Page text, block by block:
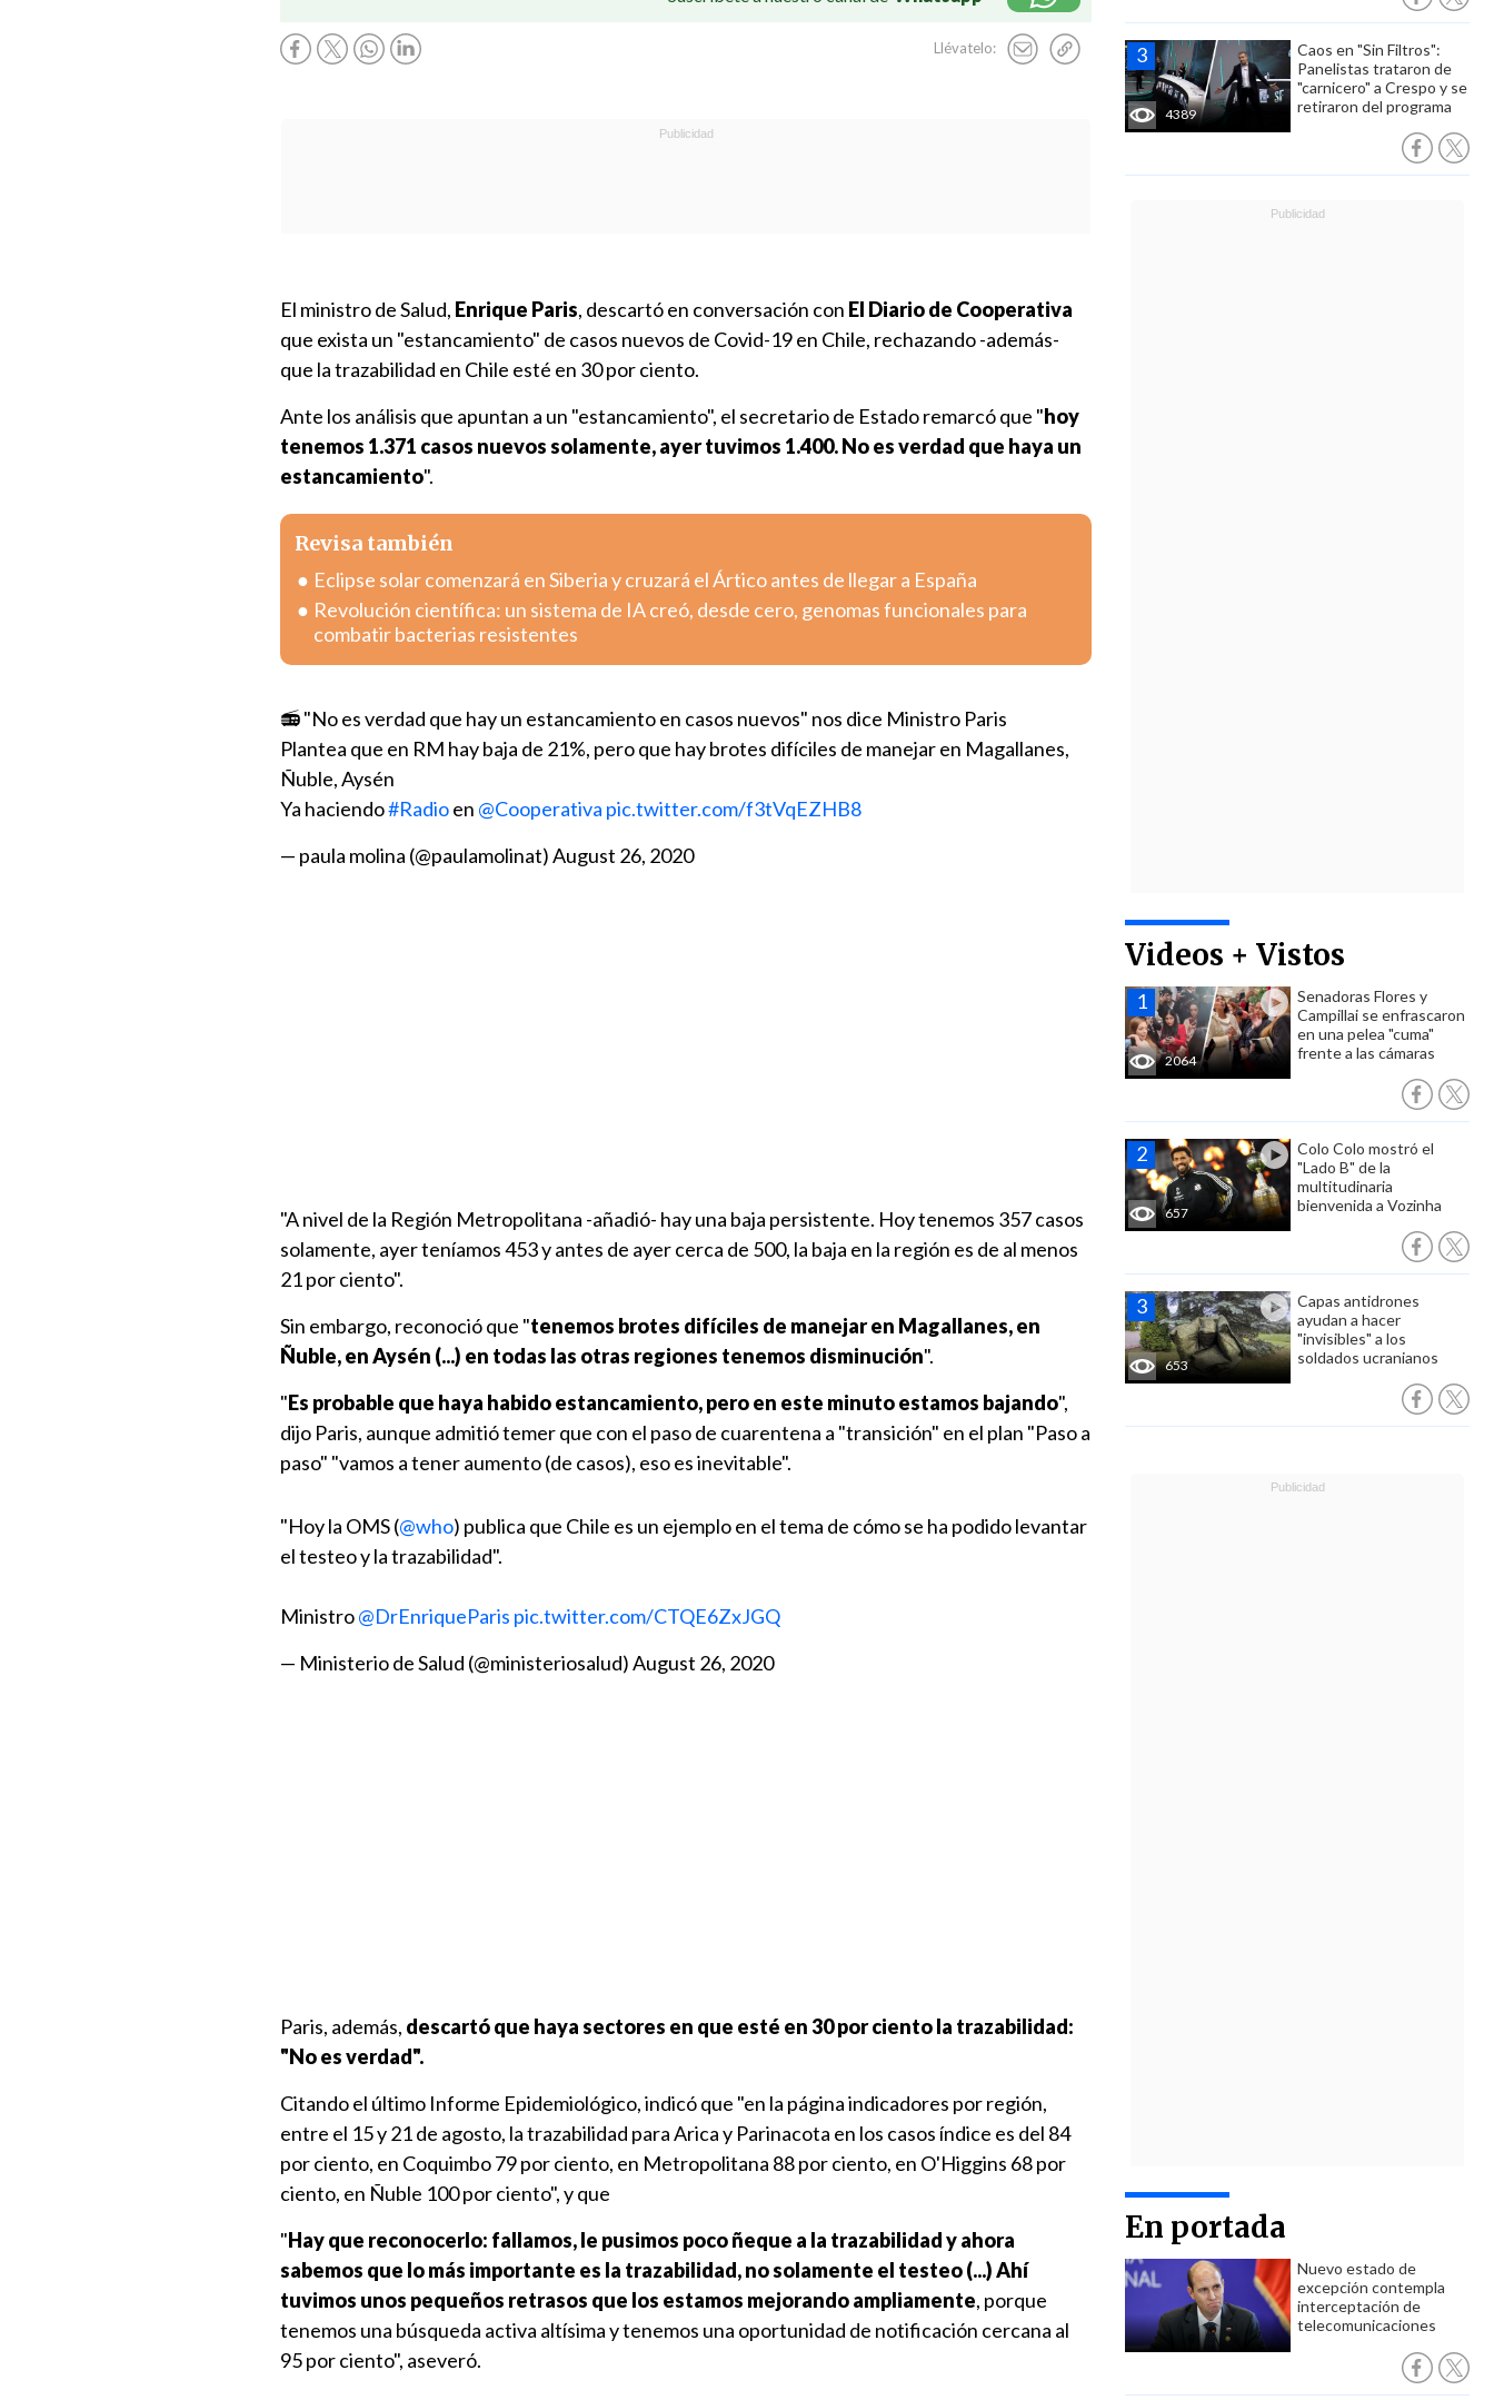
Llévatelo:
4389
Caos en "Sin Filtros":
Panelistas trataron de
"carnicero" a Crespo y se
retiraron del programa
Videos + Vistos
2064
Senadoras Flores y
Campillai se enfrascaron
en una pelea "cuma"
frente a las cámaras
657
Colo Colo mostró el
"Lado B" de la
multitudinaria
bienvenida a Vozinha
653
Capas antidrones
ayudan a hacer
"invisibles" a los
soldados ucranianos
En portada
Nuevo estado de
excepción contempla
interceptación de
telecomunicaciones
El ministro de Salud, Enrique Paris, descartó en conversación con El Diario de Cooperativa
que exista un "estancamiento" de casos nuevos de Covid-19 en Chile, rechazando -además-
que la trazabilidad en Chile esté en 30 por ciento.
Ante los análisis que apuntan a un "estancamiento", el secretario de Estado remarcó que "hoy
tenemos 1.371 casos nuevos solamente, ayer tuvimos 1.400. No es verdad que haya un
estancamiento".
Revisa también
Eclipse solar comenzará en Siberia y cruzará el Ártico antes de llegar a España
Revolución científica: un sistema de IA creó, desde cero, genomas funcionales para
combatir bacterias resistentes
📻 "No es verdad que hay un estancamiento en casos nuevos" nos dice Ministro Paris
Plantea que en RM hay baja de 21%, pero que hay brotes difíciles de manejar en Magallanes,
Ñuble, Aysén
Ya haciendo#Radioen @Cooperativa pic.twitter.com/f3tVqEZHB8
— paula molina (@paulamolinat)August 26, 2020
"A nivel de la Región Metropolitana -añadió- hay una baja persistente. Hoy tenemos 357 casos
solamente, ayer teníamos 453 y antes de ayer cerca de 500, la baja en la región es de al menos
21 por ciento".
Sin embargo, reconoció que "tenemos brotes difíciles de manejar en Magallanes, en
Ñuble, en Aysén (...) en todas las otras regiones tenemos disminución".
"Es probable que haya habido estancamiento, pero en este minuto estamos bajando",
dijo Paris, aunque admitió temer que con el paso de cuarentena a "transición" en el plan "Paso a
paso" "vamos a tener aumento (de casos), eso es inevitable".
"Hoy la OMS (@who) publica que Chile es un ejemplo en el tema de cómo se ha podido levantar
el testeo y la trazabilidad".
Ministro@DrEnriqueParis pic.twitter.com/CTQE6ZxJGQ
— Ministerio de Salud (@ministeriosalud)August 26, 2020
Paris, además, descartó que haya sectores en que esté en 30 por ciento la trazabilidad:
"No es verdad".
Citando el último Informe Epidemiológico, indicó que "en la página indicadores por región,
entre el 15 y 21 de agosto, la trazabilidad para Arica y Parinacota en los casos índice es del 84
por ciento, en Coquimbo 79 por ciento, en Metropolitana 88 por ciento, en O'Higgins 68 por
ciento, en Ñuble 100 por ciento", y que
"Hay que reconocerlo: fallamos, le pusimos poco ñeque a la trazabilidad y ahora
sabemos que lo más importante es la trazabilidad, no solamente el testeo (...) Ahí
tuvimos unos pequeños retrasos que los estamos mejorando ampliamente, porque
tenemos una búsqueda activa altísima y tenemos una oportunidad de notificación cercana al
95 por ciento", aseveró.